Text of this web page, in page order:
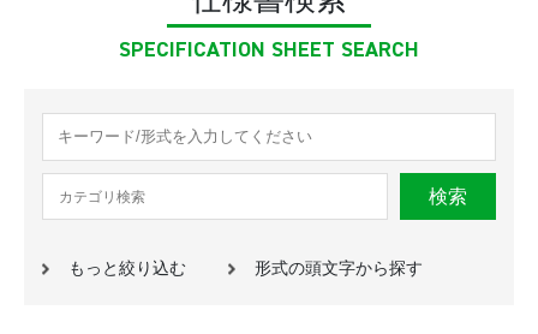
SPECIFICATION SHEET SEARCH
カテゴリ検索
もっと絞り込む 形式の頭文字から探す